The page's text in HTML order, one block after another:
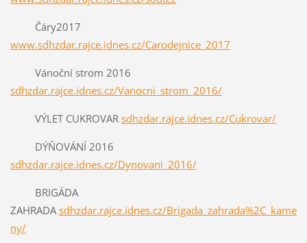
Čáry2017
www.sdhzdar.rajce.idnes.cz/Carodejnice_2017
Vánoční strom 2016
sdhzdar.rajce.idnes.cz/Vanocni_strom_2016/
VÝLET CUKROVAR sdhzdar.rajce.idnes.cz/Cukrovar/
DÝŇOVÁNÍ 2016
sdhzdar.rajce.idnes.cz/Dynovani_2016/
BRIGÁDA
ZAHRADAsdhzdar.rajce.idnes.cz/Brigada_zahrada%2C_kame
ny/